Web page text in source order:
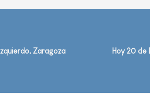
Zaragoza Hoy 20 de